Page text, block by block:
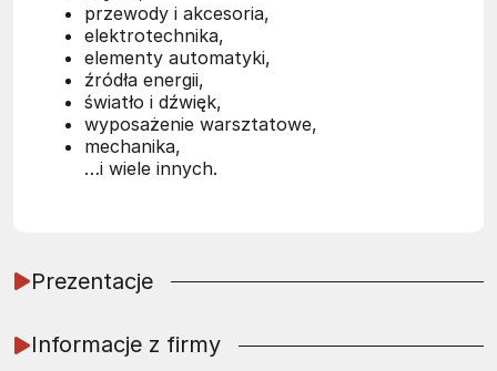
przewody i akcesoria,
elektrotechnika,
elementy automatyki,
źródła energii,
światło i dźwięk,
wyposażenie warsztatowe,
mechanika,
…i wiele innych.
Prezentacje
Informacje z firmy